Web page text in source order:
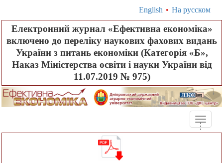
English • На русском
Електронний журнал «Ефективна економіка»
включено до переліку наукових фахових видань
України з питань економіки (Категорія «Б»,
Наказ Міністерства освіти і науки України від
11.07.2019 № 975)
Toggle
...